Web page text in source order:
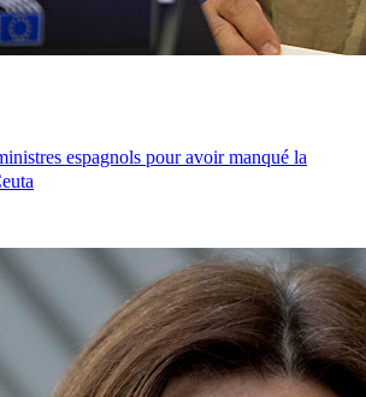
espagnols pour avoir manqué la